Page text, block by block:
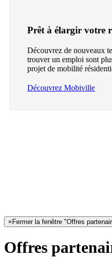
Prêt à élargir votre
Découvrez de nouveaux
trouver un emploi sont
projet de mobilité
Découvrez Mobiville
× Fermer la fenêtre "Offres
Offres